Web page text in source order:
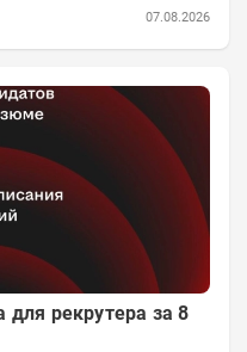
07.08.2026
рекрутера за 8